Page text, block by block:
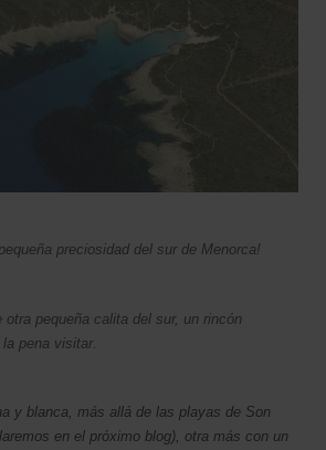
preciosidad del sur de Menorca!
otra pequeña calita del sur, un rincón
pena visitar.
y blanca, más allá de las playas de Son
en el próximo blog), otra más con un